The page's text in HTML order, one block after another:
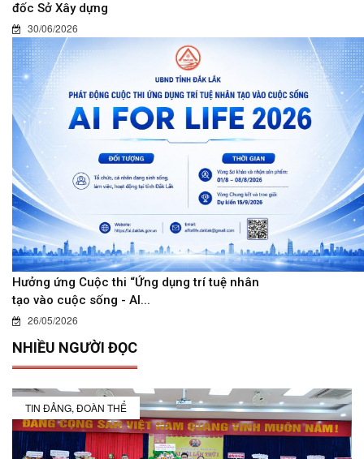
đốc Sở Xây dựng
30/06/2026
Hưởng ứng Cuộc thi “Ứng dụng trí tuệ nhân
tạo vào cuộc sống - AI...
26/05/2026
NHIỀU NGƯỜI ĐỌC
TIN ĐẢNG, ĐOÀN THỂ